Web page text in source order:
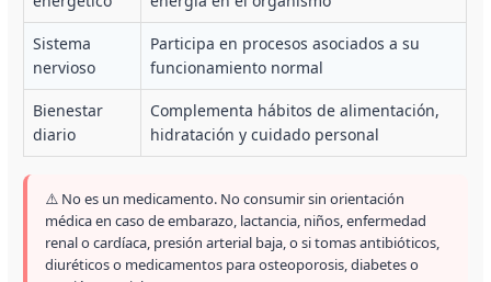
Sistema
nervioso
Participa en procesos asociados a su
funcionamiento normal
Bienestar
diario
Complementa hábitos de alimentación,
hidratación y cuidado personal
⚠️ No es un medicamento. No consumir sin orientación
médica en caso de embarazo, lactancia, niños, enfermedad
renal o cardíaca, presión arterial baja, o si tomas antibióticos,
diuréticos o medicamentos para osteoporosis, diabetes o